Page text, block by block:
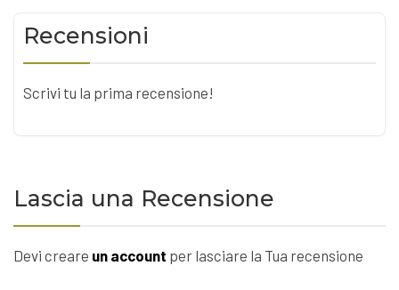
Recensioni
Scrivi tu la prima recensione!
Lascia una Recensione
Devi creare un account per lasciare la Tua recensione